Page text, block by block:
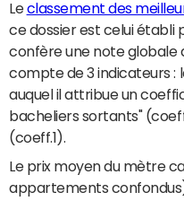
Leclassement des
ce dossier est celui établi
confère une note globale
compte de 3 indicateurs :
auquel il attribue un
bacheliers sortants"
(coeff.1).
Le prix moyen du mètre
appartements confondus)